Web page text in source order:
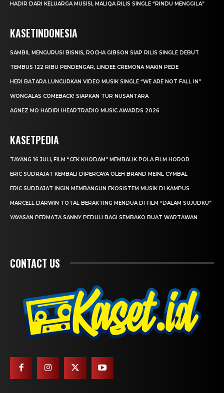
HADIR DARI KELUARGA MUSISI, MALIQA RILIS SINGLE “RINDU MENGGILA”
KASETINDONESIA
SAMBIL MENGURUSI BISNIS, ROCHA GIBSON SIAP RILIS SINGLE DEBUT
TEMBUS 122 RIBU PENDENGAR, LINDEE CREMONA MAKIN PEDE
HERI BATARA LUNCURKAN VIDEO MUSIK SINGLE “WE ARE NOT FALL IN”
WONGALAS COMEBACK! SIAPKAN TUR NUSANTARA
AGNEZ MO HADIRI IHEARTRADIO MUSIC AWARDS 2026
KASETPEDIA
TAYANG 16 JULI, FILM “CEK KHODAM” MEMBALIK POLA FILM HOROR
ERIC SUDRAJAT KEMBALI DIPERCAYA OLEH BRAND MEINL CYMBAL
ERIC SUDRAJAT INGIN MEMBANGUN EKOSISTEM MUSIK DI KAMPUS
MARCELL DARWIN TOTAL BERAKTING MENDUA DI FILM “DALAM SUJUDKU”
YAYASAN PERMATA SANNY PEDULI BAGI SEMBAKO BUAT WARTAWAN
CONTACT US